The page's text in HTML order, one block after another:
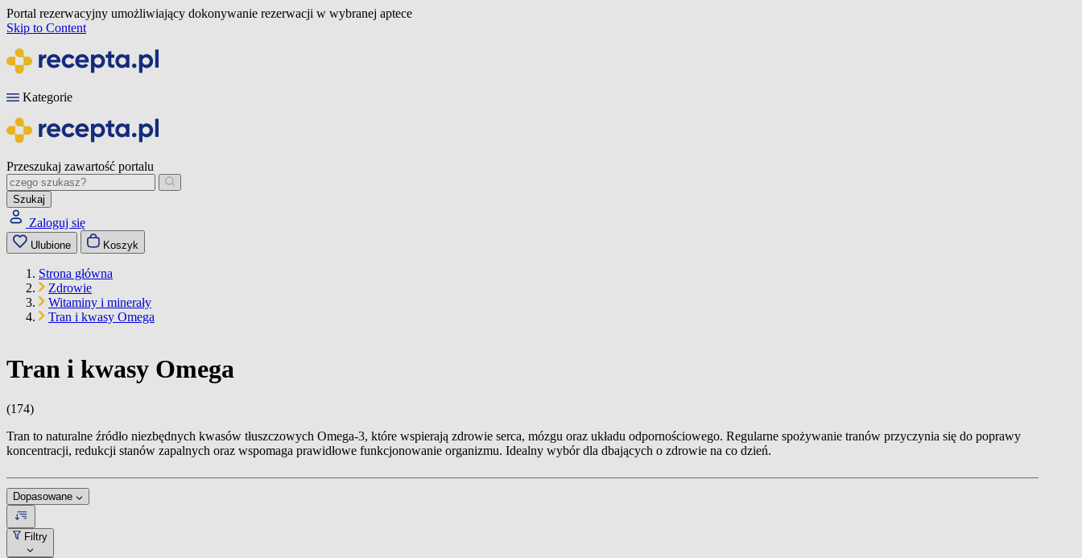
Portal rezerwacyjny umożliwiający dokonywanie rezerwacji w wybranej aptece
Skip to Content
Kategorie
Przeszukaj zawartość portalu
Szukaj
Zaloguj się
Ulubione Koszyk
Strona główna
Zdrowie
Witaminy i minerały
Tran i kwasy Omega
Tran i kwasy Omega
(174)
Tran to naturalne źródło niezbędnych kwasów tłuszczowych Omega-3, które wspierają zdrowie serca, mózgu oraz układu odpornościowego. Regularne spożywanie tranów przyczynia się do poprawy
koncentracji, redukcji stanów zapalnych oraz wspomaga prawidłowe funkcjonowanie organizmu. Idealny wybór dla dbających o zdrowie na co dzień.
Dopasowane
Filtry